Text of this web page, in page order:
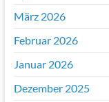
März 2026
Februar 2026
Januar 2026
Dezember 2025